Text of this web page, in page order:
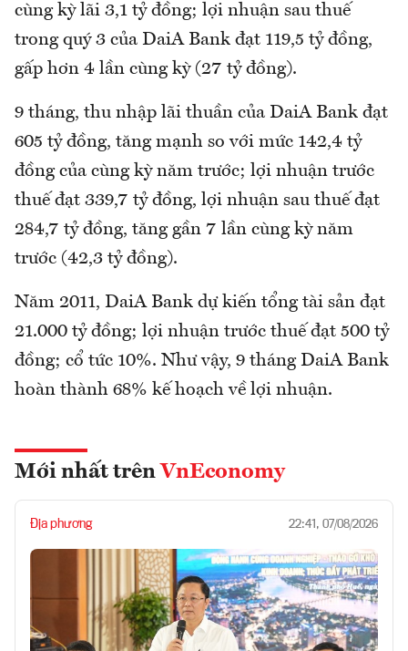
cùng kỳ lãi 3,1 tỷ đồng; lợi nhuận sau thuế
trong quý 3 của DaiA Bank đạt 119,5 tỷ đồng,
gấp hơn 4 lần cùng kỳ (27 tỷ đồng).
9 tháng, thu nhập lãi thuần của DaiA Bank đạt
605 tỷ đồng, tăng mạnh so với mức 142,4 tỷ
đồng của cùng kỳ năm trước; lợi nhuận trước
thuế đạt 339,7 tỷ đồng, lợi nhuận sau thuế đạt
284,7 tỷ đồng, tăng gần 7 lần cùng kỳ năm
trước (42,3 tỷ đồng).
Năm 2011, DaiA Bank dự kiến tổng tài sản đạt
21.000 tỷ đồng; lợi nhuận trước thuế đạt 500 tỷ
đồng; cổ tức 10%. Như vậy, 9 tháng DaiA Bank
hoàn thành 68% kế hoạch về lợi nhuận.
Mới nhất trên VnEconomy
Địa phương 22:41, 07/08/2026